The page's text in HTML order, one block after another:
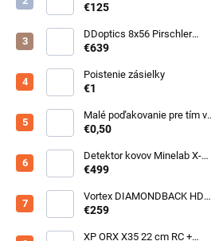
Detektor horľavých plynov
€125
DDoptics 8x56 Pirschler
Gen.3 Magnesium zelený
€639
Poistenie zásielky
€1
Malé poďakovanie pre tím v
sklade
€0,50
Detektor kovov Minelab X-
Terra ELITE pinpoiter set
€499
Vortex DIAMONDBACK HD
10X50
€259
XP ORX X35 22 cm RC +